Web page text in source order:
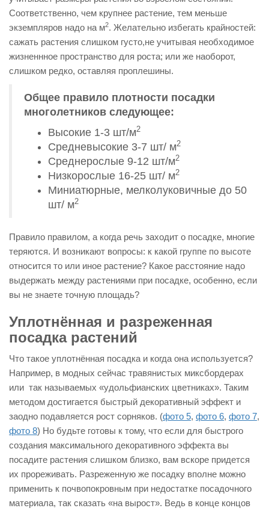
Соответственно, чем крупнее растение, тем меньше
экземпляров надо на м2. Желательно избегать крайностей:
сажать растения слишком густо,не учитывая необходимое
жизненнное пространство для роста; или же наоборот,
слишком редко, оставляя проплешины.
Общее правило плотности посадки
многолетников следующее:
Высокие 1-3 шт/м2
Средневысокие 3-7 шт/ м2
Среднерослые 9-12 шт/м2
Низкорослые 16-25 шт/ м2
Миниатюрные, мелколуковичные до 50
шт/ м2
Правило правилом, а когда речь заходит о посадке, многие
теряются. И возникают вопросы: к какой группе по высоте
относится то или иное растение? Какое расстояние надо
выдержать между растениями при посадке, особенно, если
вы не знаете точную площадь?
Уплотнённая и разреженная
посадка растений
Что такое уплотнённая посадка и когда она используется?
Например, в модных сейчас травянистых миксбордерах
или так называемых «удольфианских цветниках». Таким
методом достигается быстрый декоративный эффект и
заодно подавляется рост сорняков. (фото 5, фото 6, фото 7,
фото 8) Но будьте готовы к тому, что если для быстрого
создания максимального декоративного эффекта вы
посадите растения слишком близко, вам вскоре придется
их прореживать. Разреженную же посадку вполне можно
применить к почвопокровным при недостатке посадочного
материала, так сказать «на вырост». Ведь в конце концов